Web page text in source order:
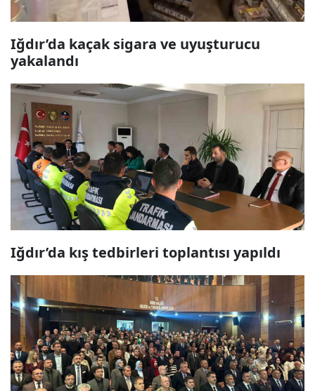
Iğdır’da kaçak sigara ve uyuşturucu
yakalandı
Iğdır’da kış tedbirleri toplantısı yapıldı